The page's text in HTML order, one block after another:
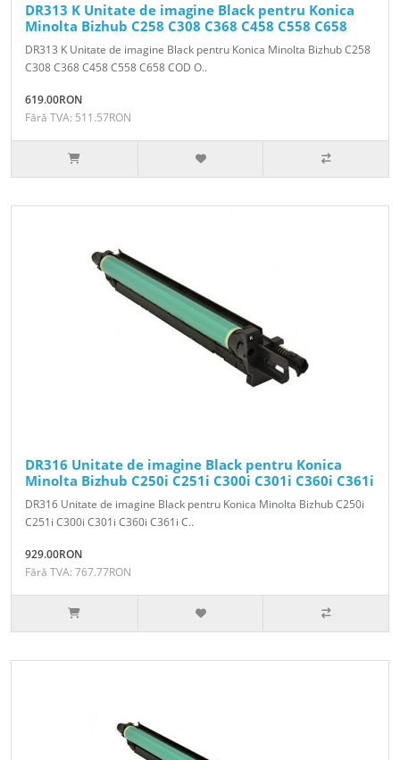
DR313 K Unitate de imagine Black pentru Konica
Minolta Bizhub C258 C308 C368 C458 C558 C658
DR313 K Unitate de imagine Black pentru Konica Minolta Bizhub C258
C308 C368 C458 C558 C658 COD O..
619.00RON
Fără TVA: 511.57RON
DR316 Unitate de imagine Black pentru Konica
Minolta Bizhub C250i C251i C300i C301i C360i C361i
DR316 Unitate de imagine Black pentru Konica Minolta Bizhub C250i
C251i C300i C301i C360i C361i C..
929.00RON
Fără TVA: 767.77RON